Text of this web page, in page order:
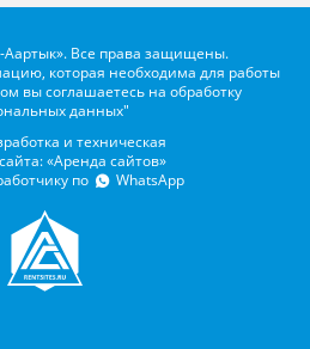
Все права защищены.
которая необходима для работы
вы соглашаетесь на обработку
данных"
и техническая
«Аренда сайтов»
по
WhatsApp